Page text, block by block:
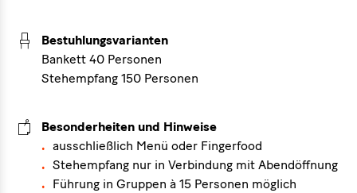
Bestuhlungsvarianten
Bankett 40 Personen
Stehempfang 150 Personen
Besonderheiten und Hinweise
ausschließlich Menü oder Fingerfood
Stehempfang nur in Verbindung mit Abendöffnung
Führung in Gruppen à 15 Personen möglich